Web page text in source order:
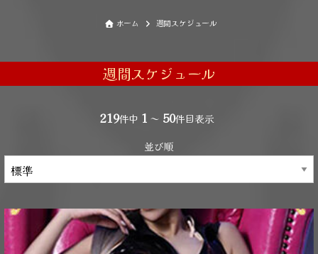
ホーム 週間スケジュール
週間スケジュール
219件中 1 ～ 50件目表示
並び順